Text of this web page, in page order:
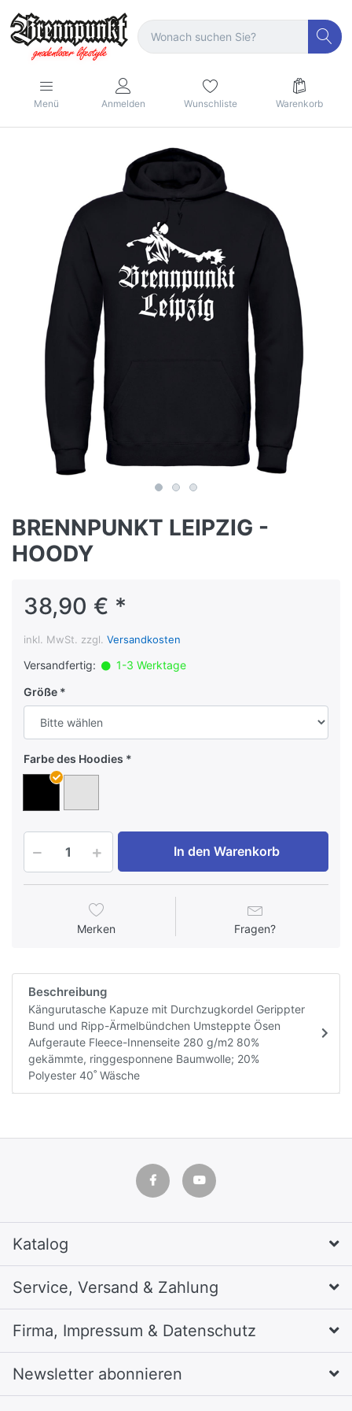
Menü Anmelden Wunschliste Warenkorb
BRENNPUNKT LEIPZIG -
HOODY
38,90 € *
inkl. MwSt. zzgl. Versandkosten
Versandfertig:
1-3 Werktage
Größe
Farbe des Hoodies
In den Warenkorb
Merken Fragen?
Beschreibung
Kängurutasche Kapuze mit Durchzugkordel Gerippter
Bund und Ripp-Ärmelbündchen Umsteppte Ösen
Aufgeraute Fleece-Innenseite 280 g/m2 80%
gekämmte, ringgesponnene Baumwolle; 20%
Polyester 40˚ Wäsche
Katalog
Service, Versand & Zahlung
Firma, Impressum & Datenschutz
Newsletter abonnieren